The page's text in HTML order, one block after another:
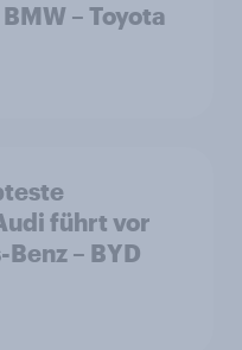
– Toyota
führt vor
– BYD